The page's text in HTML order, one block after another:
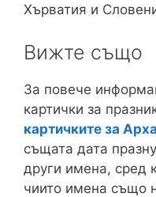
Хърватия и
Вижте също
За повече
картички за
картичките за
същата дата
други имена, сред
чиито имена също